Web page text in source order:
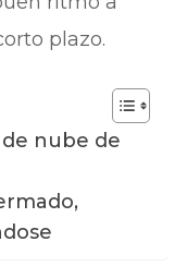
plazo.
nube de